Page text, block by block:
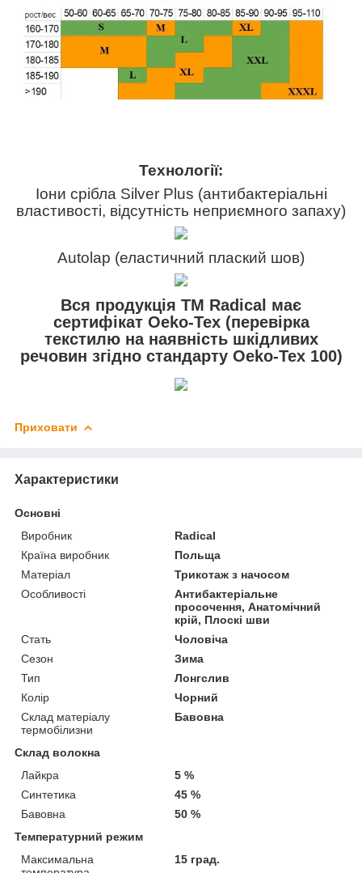
Технології:
Іони срібла Silver Plus (антибактеріальні
властивості, відсутність неприємного запаху)
Autolap (еластичний плаский шов)
Вся продукція ТМ Radical має
сертифікат Oeko-Tex (перевірка
текстилю на наявність шкідливих
речовин згідно стандарту Oeko-Tex 100)
Приховати
Характеристики
Основні
Виробник
Radical
Країна виробник
Польща
Матеріал
Трикотаж з начосом
Особливості
Антибактеріальне
просочення, Анатомічний
крій, Плоскі шви
Стать
Чоловіча
Сезон
Зима
Тип
Лонгслив
Колір
Чорний
Склад матеріалу
термобілизни
Бавовна
Склад волокна
Лайкра
5 %
Синтетика
45 %
Бавовна
50 %
Температурний режим
Максимальна
15 град.